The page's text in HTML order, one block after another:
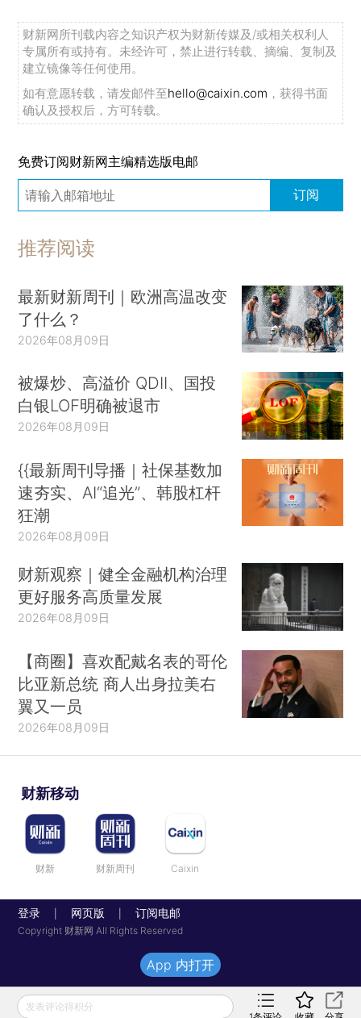
财新网所刊载内容之知识产权为财新传媒及/或相关权利人
专属所有或持有。未经许可，禁止进行转载、摘编、复制及
建立镜像等任何使用。
如有意愿转载，请发邮件至hello@caixin.com ，获得书面
确认及授权后，方可转载。
免费订阅财新网主编精选版电邮
订阅
推荐阅读
最新财新周刊｜欧洲高温改变
了什么？
2026年08月09日
被爆炒、高溢价 QDII、国投
白银LOF明确被退市
2026年08月09日
{{最新周刊导播｜社保基数加
速夯实、AI“追光”、韩股杠杆
狂潮
2026年08月09日
财新观察｜健全金融机构治理
更好服务高质量发展
2026年08月09日
【商圈】喜欢配戴名表的哥伦
比亚新总统 商人出身拉美右
翼又一员
2026年08月09日
财新移动
财新 财新周刊 Caixin
登录 网页版 订阅电邮
Copyright 财新网 All Rights Reserved
发表评论得积分
App 内打开